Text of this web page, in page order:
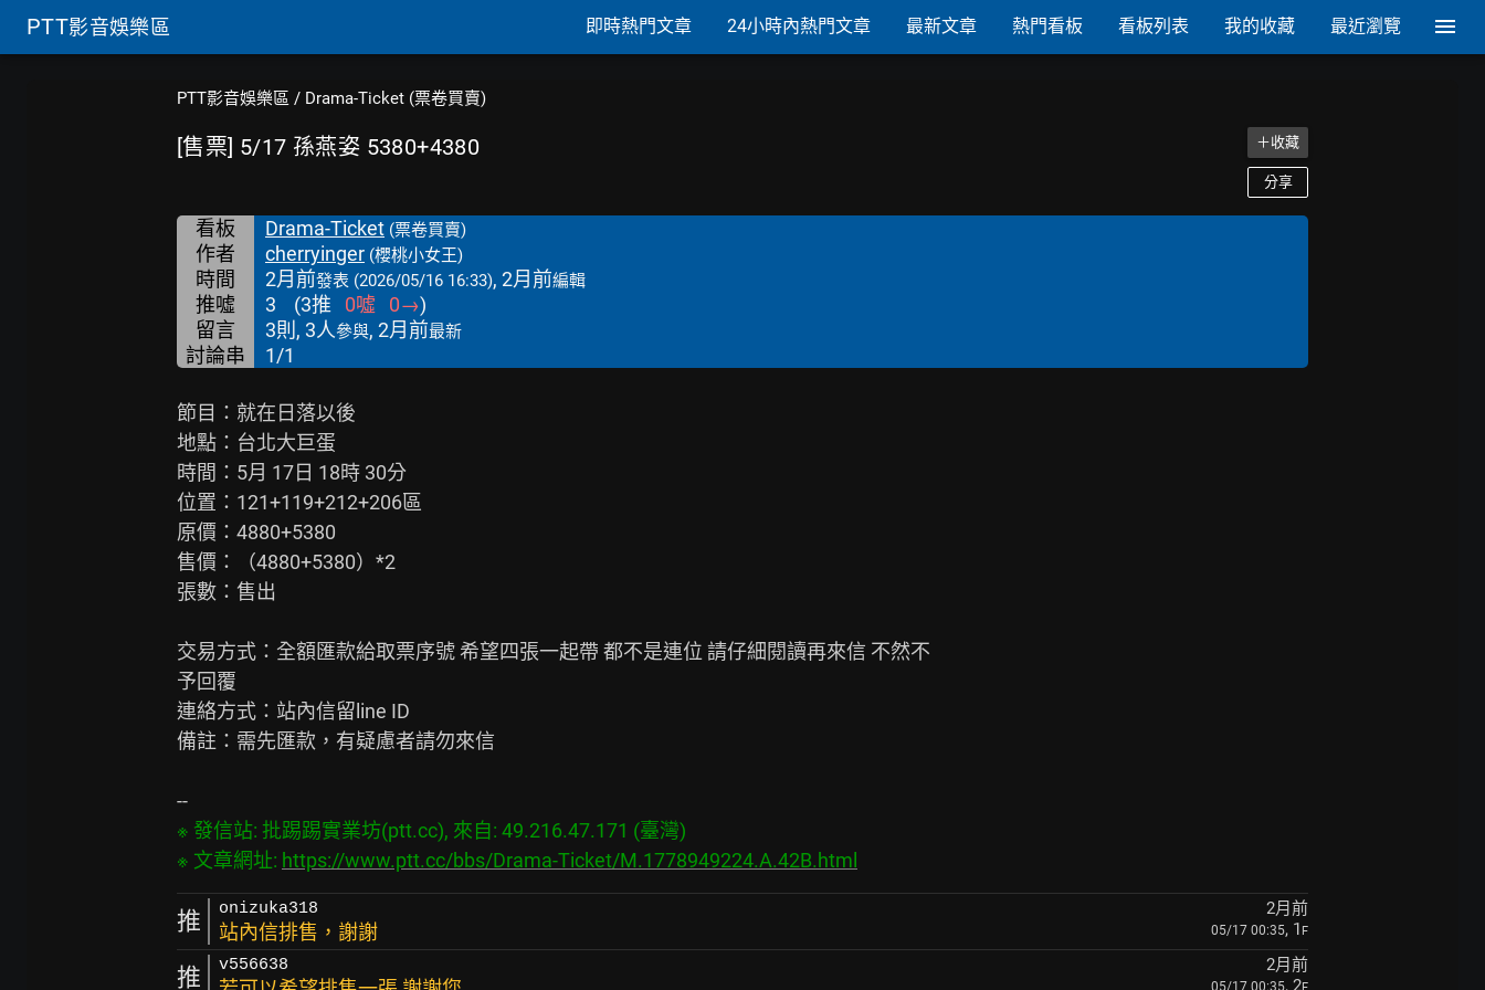
PTT影音娛樂區 即時熱門文章 24小時內熱門文章 最新文章 熱門看板 看板列表 我的收藏 最近瀏覽
PTT影音娛樂區 / Drama-Ticket (票卷買賣)
[售票] 5/17 孫燕姿 5380+4380 ＋收藏
分享
看板 Drama-Ticket (票卷買賣)
作者 cherryinger (櫻桃小女王)
時間 2月前發表 (2026/05/16 16:33), 2月前編輯
推噓 3 (3推 0噓 0→)
留言
3則, 3人參與, 2月前最新
討論串 1/1
節目：就在日落以後
地點：台北大巨蛋
時間：5月 17日 18時 30分
位置：121+119+212+206區
原價：4880+5380
售價：（4880+5380）*2
張數：售出
交易方式：全額匯款給取票序號 希望四張一起帶 都不是連位 請仔細閱讀再來信 不然不
予回覆
連絡方式：站內信留line ID
備註：需先匯款，有疑慮者請勿來信
※ 發信站: 批踢踢實業坊(ptt.cc), 來自: 49.216.47.171 (臺灣)
※ 文章網址: https://www.ptt.cc/bbs/Drama-Ticket/M.1778949224.A.42B.html
推 onizuka318 2月前
站內信排售，謝謝 05/17 00:35, 1 F
推 v556638 2月前
05/17 00:35, 2